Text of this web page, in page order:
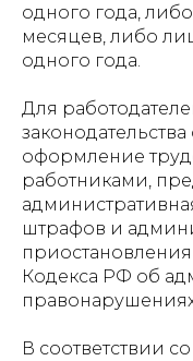
одного года,
месяцев, либо
одного года.
Для
оформление
работниками,
штрафов и
приостановления
Кодекса РФ об
В соответствии